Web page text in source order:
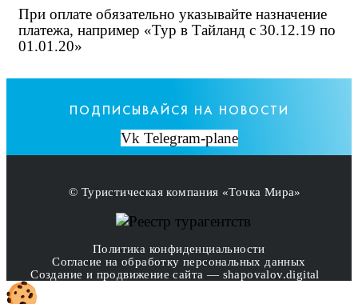
При оплате обязательно указывайте назначение
платежа, например «Тур в Тайланд с 30.12.19 по
01.01.20»
ПОДПИСЫВАЙСЯ НА НОВОСТИ
Vk Telegram-plane
© Туристическая компания «Точка Мира»
Политика конфиденциальности
Согласие на обработку персональных данных
Создание и продвижение сайта — shapovalov.digital